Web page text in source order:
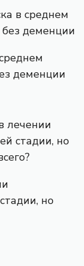
деменции
но